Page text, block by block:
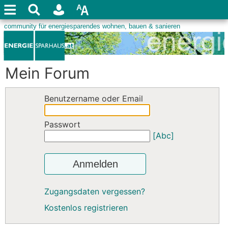
Mein Forum
Benutzername oder Email
Passwort
[Abc]
Anmelden
Zugangsdaten vergessen?
Kostenlos registrieren